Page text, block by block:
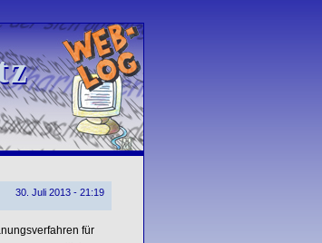
30. Juli 2013 - 21:19
für